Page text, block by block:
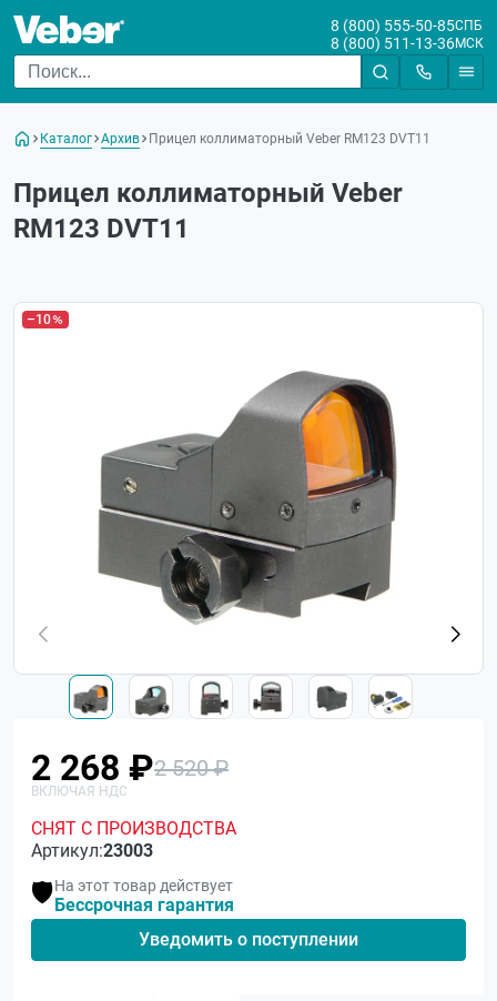
8 (800) 555-50-85СПБ
8 (800) 511-13-36МСК
Каталог Архив Прицел коллиматорный Veber RM123 DVT11
Прицел коллиматорный Veber
RM123 DVT11
–10
2 268 ₽2 520 ₽
СНЯТ С ПРОИЗВОДСТВА
Артикул:23003
🛡️На этот товар действует
Бессрочная гарантия
Уведомить о поступлении